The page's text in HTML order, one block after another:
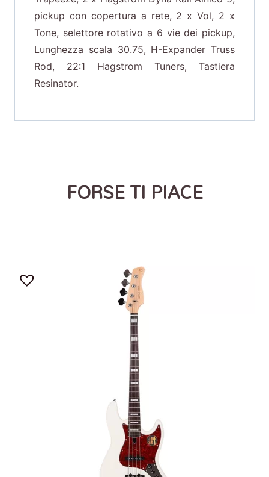
pickup con copertura a rete, 2 x Vol, 2 x
Tone, selettore rotativo a 6 vie dei pickup,
Lunghezza scala 30.75, H-Expander Truss
Rod, 22:1 Hagstrom Tuners, Tastiera
Resinator.
FORSE TI PIACE